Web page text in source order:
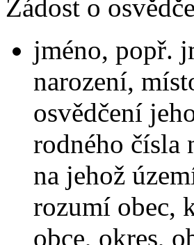
Žádost o
jméno, popř.
narození,
osvědčení
rodného čísla
na jehož
rozumí obec,
obce, okres,